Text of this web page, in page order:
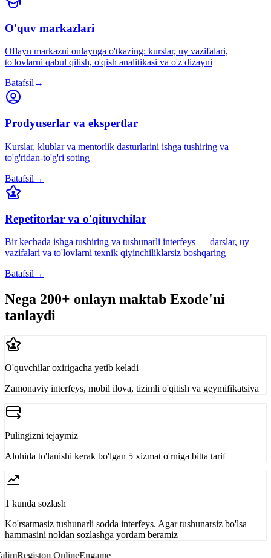
O'quv markazlari
Oflayn markazni onlaynga o'tkazing: kurslar, uy vazifalari,
to'lovlarni qabul qilish, o'qish analitikasi va o'z dizayni
Batafsil→
Prodyuserlar va ekspertlar
Kurslar, klublar va mentorlik dasturlarini ishga tushiring va
to'g'ridan-to'g'ri soting
Batafsil →
Repetitorlar va o'qituvchilar
Bir kechada ishga tushiring va tushunarli interfeys — darslar, uy
vazifalari va to'lovlarni texnik qiyinchiliklarsiz boshqaring
Batafsil →
Nega 200+ onlayn maktab Exode'ni
tanlaydi
O'quvchilar oxirigacha yetib keladi
Zamonaviy interfeys, mobil ilova, tizimli o'qitish va geymifikatsiya
Pulingizni tejaymiz
Alohida to'lanishi kerak bo'lgan 5 xizmat o'rniga bitta tarif
1 kunda sozlash
Ko'rsatmasiz tushunarli sodda interfeys. Agar tushunarsiz bo'lsa —
hammasini noldan sozlashga yordam beramiz
Registon OnlineEngame